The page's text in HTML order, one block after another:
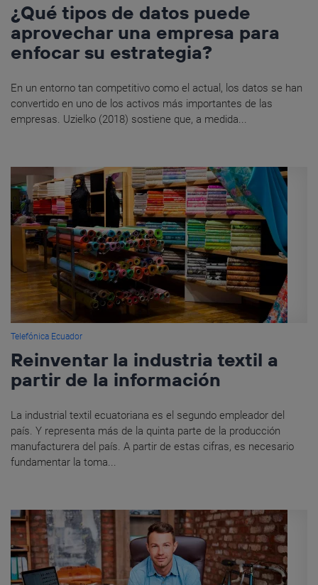
¿Qué tipos de datos puede
aprovechar una empresa para
enfocar su estrategia?
En un entorno tan competitivo como el actual, los datos se han
convertido en uno de los activos más importantes de las
empresas. Uzielko (2018) sostiene que, a medida...
Telefónica Ecuador
Reinventar la industria textil a
partir de la información
La industrial textil ecuatoriana es el segundo empleador del
país. Y representa más de la quinta parte de la producción
manufacturera del país. A partir de estas cifras, es necesario
fundamentar la toma...